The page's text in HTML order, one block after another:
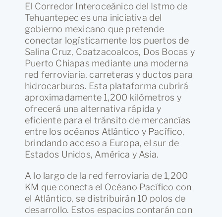
El Corredor Interoceánico del Istmo de
Tehuantepec es una iniciativa del
gobierno mexicano que pretende
conectar logísticamente los puertos de
Salina Cruz, Coatzacoalcos, Dos Bocas y
Puerto Chiapas mediante una moderna
red ferroviaria, carreteras y ductos para
hidrocarburos. Esta plataforma cubrirá
aproximadamente 1,200 kilómetros y
ofrecerá una alternativa rápida y
eficiente para el tránsito de mercancías
entre los océanos Atlántico y Pacífico,
brindando acceso a Europa, el sur de
Estados Unidos, América y Asia.
A lo largo de la red ferroviaria de 1,200
KM que conecta el Océano Pacífico con
el Atlántico, se distribuirán 10 polos de
desarrollo. Estos espacios contarán con